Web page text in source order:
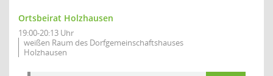
Ortsbeirat Holzhausen
19:00-20:13 Uhr
weißen Raum des Dorfgemeinschaftshauses
Holzhausen